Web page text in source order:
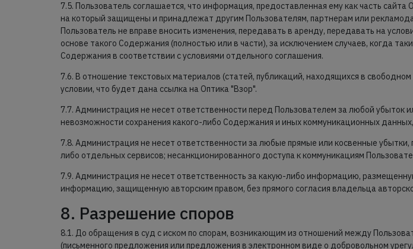
7.5. Пользователь соглашается, что информация, предоставленная ему как часть
на который защищены и принадлежат другим Пользователям, партнерам или
Пользователь не вправе вносить изменения, передавать в аренду, передавать на
основе такого Содержания (полностью или в части), за исключением случаев, когда
Содержания в соответствии с условиями отдельного соглашения.
7.6. В отношение текстовых материалов (статей, публикаций, находящихся в
условии, что будет дана ссылка на Оптика "Взор".
7.7. Администрация не несет ответственности перед Пользователем за любой убыток
невозможности сохранения какого-либо Содержания и иных коммуникационных
7.8. Администрация не несет ответственности за любые прямые или косвенные
либо отдельных сервисов; несанкционированного доступа к коммуникациям
7.9. Администрация не несет ответственность за какую-либо информацию,
информацию, защищенную авторским правом, без прямого согласия владельца
8. Разрешение споров
8.1. До обращения в суд с иском по спорам, возникающим из отношений между
(письменного предложения или предложения в электронном виде о добровольном